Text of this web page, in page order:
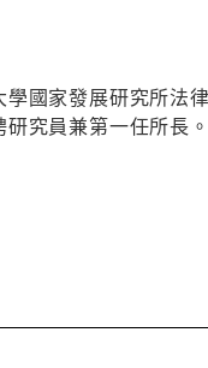
國家發展研究所
究員兼第一任所